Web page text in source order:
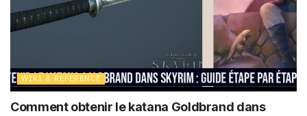
WIKI & REFERENCE
Comment obtenir le katana Goldbrand dans